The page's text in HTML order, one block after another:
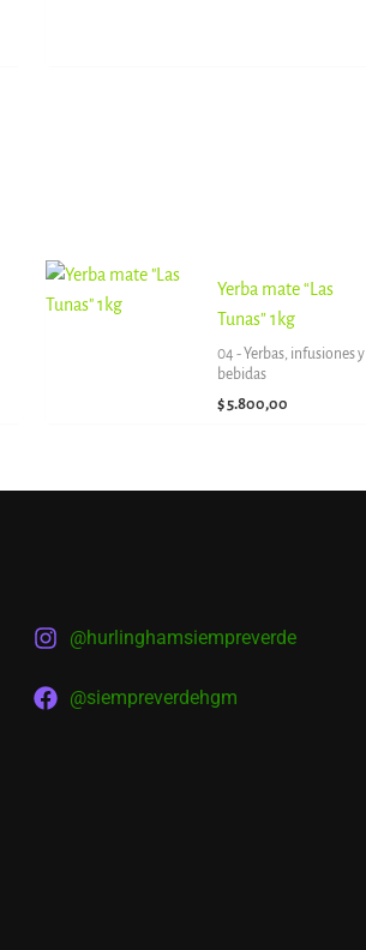
Yerba mate “Las
Tunas” 1kg
04 - Yerbas, infusiones y
bebidas
$5.800,00
@hurlinghamsiempreverde
@siempreverdehgm